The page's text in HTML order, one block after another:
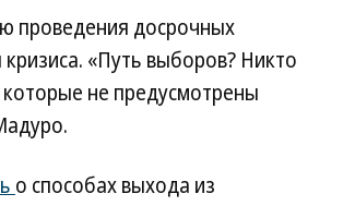
проведения досрочных
«Путь выборов? Никто
не предусмотрены
о способах выхода из